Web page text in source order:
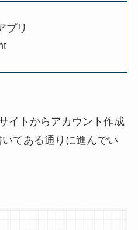
プリ
イトからアカウント作成
てある通りに進んでい